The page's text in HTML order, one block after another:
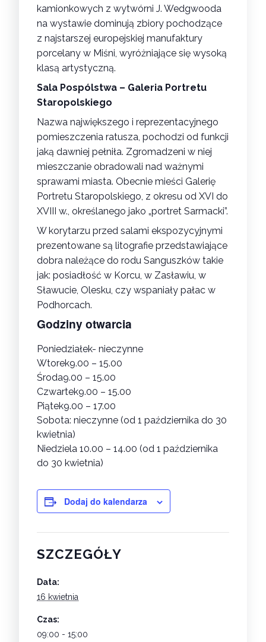
kamionkowych z wytwórni J. Wedgwooda
na wystawie dominują zbiory pochodzące
z najstarszej europejskiej manufaktury
porcelany w Miśni, wyróżniające się wysoką
klasą artystyczną.
Sala Pospólstwa – Galeria Portretu
Staropolskiego
Nazwa największego i reprezentacyjnego
pomieszczenia ratusza, pochodzi od funkcji
jaką dawniej pełniła. Zgromadzeni w niej
mieszczanie obradowali nad ważnymi
sprawami miasta. Obecnie mieści Galerię
Portretu Staropolskiego, z okresu od XVI do
XVIII w., określanego jako „portret Sarmacki”.
W korytarzu przed salami ekspozycyjnymi
prezentowane są litografie przedstawiające
dobra należące do rodu Sanguszków takie
jak: posiadłość w Korcu, w Zasławiu, w
Sławucie, Olesku, czy wspaniały pałac w
Podhorcach.
Godziny otwarcia
Poniedziałek- nieczynne
Wtorek9.00 – 15.00
Środa9.00 – 15.00
Czwartek9.00 – 15.00
Piątek9.00 – 17.00
Sobota: nieczynne (od 1 października do 30
kwietnia)
Niedziela 10.00 – 14.00 (od 1 października
do 30 kwietnia)
Dodaj do kalendarza
SZCZEGÓŁY
Data:
16 kwietnia
Czas:
09:00 - 15:00